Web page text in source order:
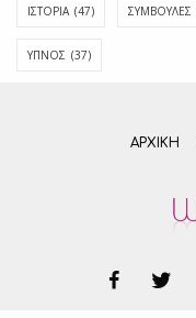
ΙΣΤΟΡΊΑ (47) ΣΥΜΒΟΥΛΈΣ
ΎΠΝΟΣ (37)
ΑΡΧΙΚΗ